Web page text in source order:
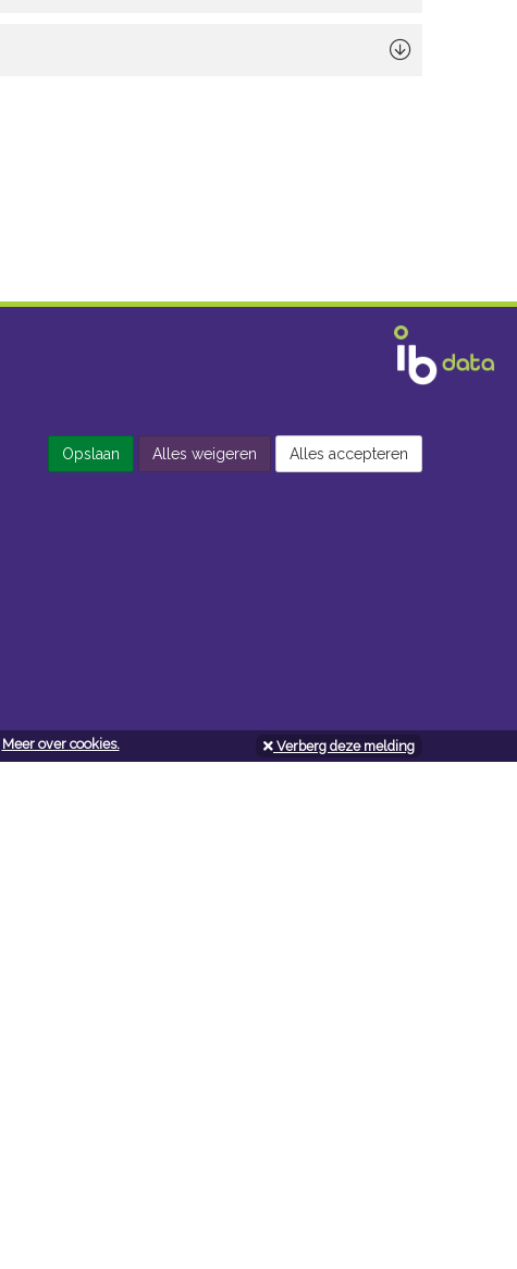
Meer over cookies. Verberg deze melding
Opslaan Alles weigeren Alles accepteren